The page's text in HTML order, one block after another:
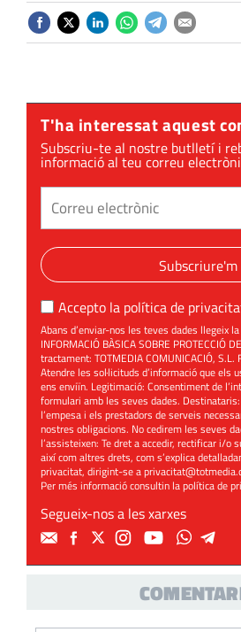
T'ha interessat aquest
Subscriu-te al nostre butlletí i
informació al teu correu
Subscriure'm
Accepto la política de
Abans d’enviar-nos les teves dades llegeix
INFORMACIÓ BÀSICA SOBRE PROTECCIÓ
tractament: TOTMEDIA COMUNICACIÓ,
Atendre les sol·licituds d’informació que els
ens enviïn. Legitimació: Consentiment de
formulari amb les seves dades.
l’empesa i els prestadors de serveis
nostres obligacions. No cedirem les seves
l’assisteixen: Te dret a accedir, rectificar i/o
així com altres drets, com s’explica
privacitat, dirigint-se a
Per més informació consultin lapolítica de
Segueix-nos a les xarxes